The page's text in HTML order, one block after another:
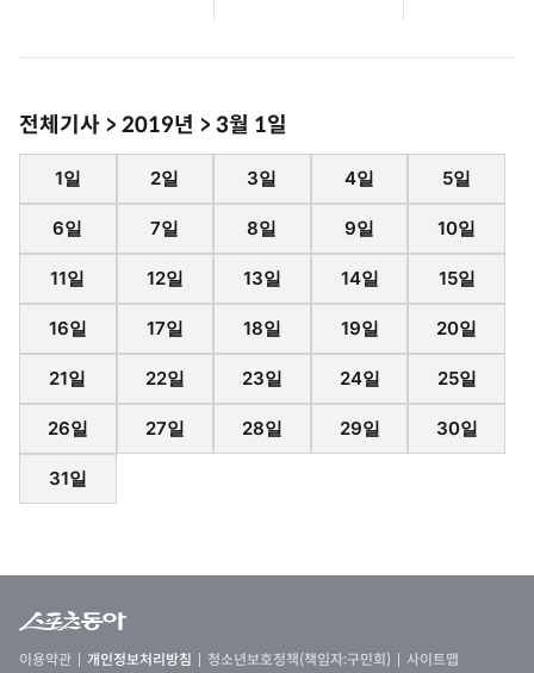
전체기사 > 2019년 > 3월 1일
1일 2일 3일 4일 5일
6일 7일 8일 9일 10일
11일 12일 13일 14일 15일
16일 17일 18일 19일 20일
21일 22일 23일 24일 25일
26일 27일 28일 29일 30일
31일
이용약관 개인정보처리방침 청소년보호정책(책임자:구민회) 사이트맵